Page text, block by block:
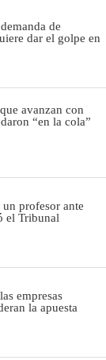
de
dar el golpe en
avanzan con
“en la cola”
un profesor ante
el Tribunal
empresas
la apuesta